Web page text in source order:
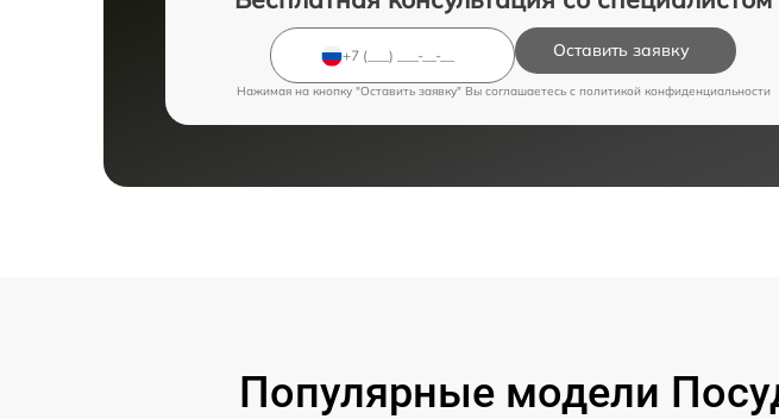
Оставить заявку
Нажимая на кнопку "Оставить заявку" Вы соглашаетесь c политикой конфиденциальности
Популярные модели